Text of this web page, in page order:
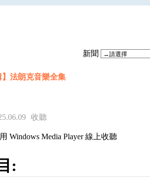
新聞
】法朗克音樂全集
收聽
Windows Media Player 線上收聽
: